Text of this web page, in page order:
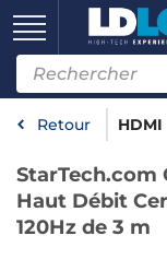
Retour HDMI
StarTech.com
Haut Débit
120Hz de 3 m